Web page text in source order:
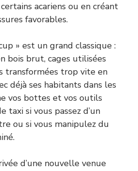
acariens ou en créant
favorables.
» est un grand classique :
bois brut, cages utilisées
transformées trop vite en
déjà ses habitants dans les
vos bottes et vos outils
taxi si vous passez d’un
ou si vous manipulez du
d’une nouvelle venue